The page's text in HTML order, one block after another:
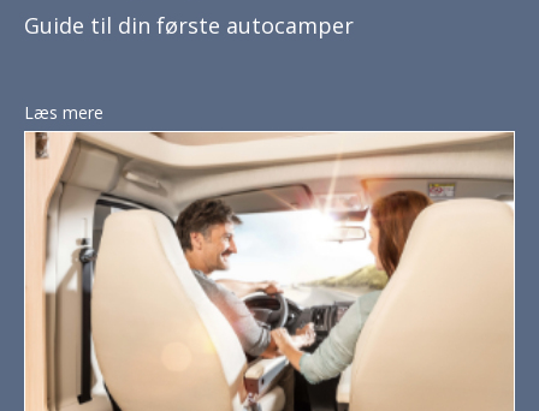
Guide til din første autocamper
Læs mere